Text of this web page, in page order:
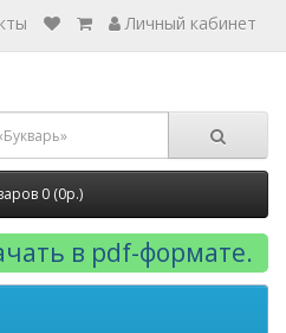
Личный кабинет
0 (0р.)
в pdf-формате.